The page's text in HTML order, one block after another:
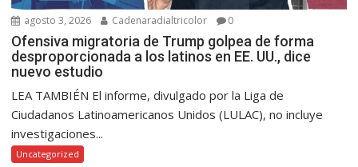
agosto 3, 2026 Cadenaradialtricolor 0
Ofensiva migratoria de Trump golpea de forma
desproporcionada a los latinos en EE. UU., dice
nuevo estudio
LEA TAMBIÉN El informe, divulgado por la Liga de
Ciudadanos Latinoamericanos Unidos (LULAC), no incluye
investigaciones...
Uncategorized